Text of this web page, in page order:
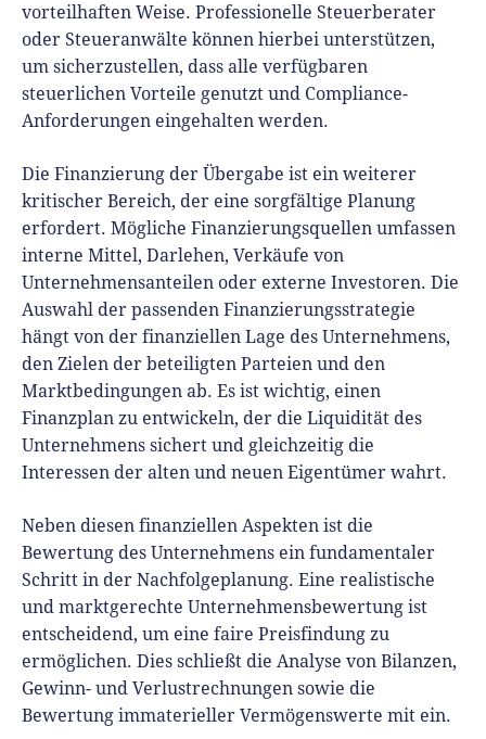
vorteilhaften Weise. Professionelle Steuerberater
oder Steueranwälte können hierbei unterstützen,
um sicherzustellen, dass alle verfügbaren
steuerlichen Vorteile genutzt und Compliance-
Anforderungen eingehalten werden.
Die Finanzierung der Übergabe ist ein weiterer
kritischer Bereich, der eine sorgfältige Planung
erfordert. Mögliche Finanzierungsquellen umfassen
interne Mittel, Darlehen, Verkäufe von
Unternehmensanteilen oder externe Investoren. Die
Auswahl der passenden Finanzierungsstrategie
hängt von der finanziellen Lage des Unternehmens,
den Zielen der beteiligten Parteien und den
Marktbedingungen ab. Es ist wichtig, einen
Finanzplan zu entwickeln, der die Liquidität des
Unternehmens sichert und gleichzeitig die
Interessen der alten und neuen Eigentümer wahrt.
Neben diesen finanziellen Aspekten ist die
Bewertung des Unternehmens ein fundamentaler
Schritt in der Nachfolgeplanung. Eine realistische
und marktgerechte Unternehmensbewertung ist
entscheidend, um eine faire Preisfindung zu
ermöglichen. Dies schließt die Analyse von Bilanzen,
Gewinn- und Verlustrechnungen sowie die
Bewertung immaterieller Vermögenswerte mit ein.